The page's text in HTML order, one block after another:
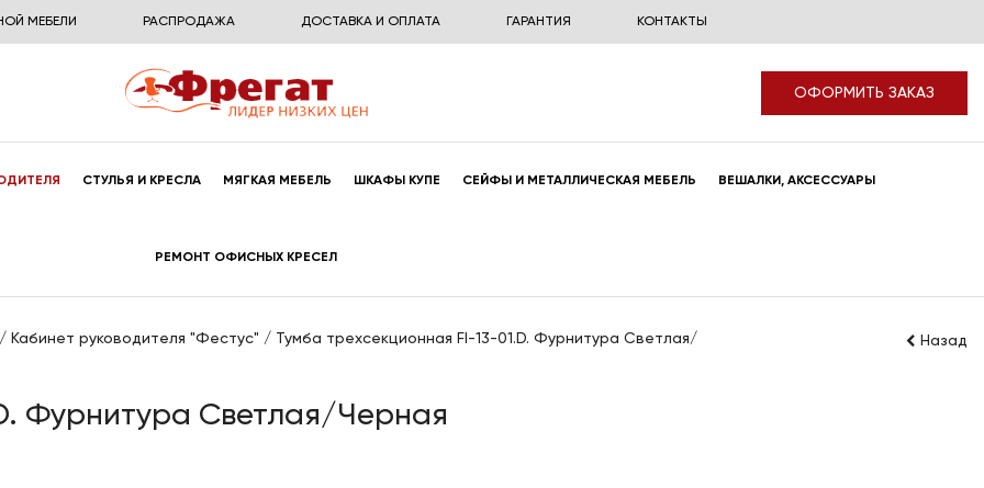
МЕБЕЛИ РАСПРОДАЖА ДОСТАВКА И ОПЛАТА ГАРАНТИЯ КОНТАКТЫ
ОФОРМИТЬ ЗАКАЗ
СТУЛЬЯ И КРЕСЛА МЯГКАЯ МЕБЕЛЬ ШКАФЫ КУПЕ СЕЙФЫ И МЕТАЛЛИЧЕСКАЯ МЕБЕЛЬ ВЕШАЛКИ, АКСЕССУАРЫ
РЕМОНТ ОФИСНЫХ КРЕСЕЛ
/ Кабинет руководителя "Фестус" / Тумба трехсекционная FI-13-01.D. Фурнитура Светлая/
Назад
Фурнитура Светлая/Черная